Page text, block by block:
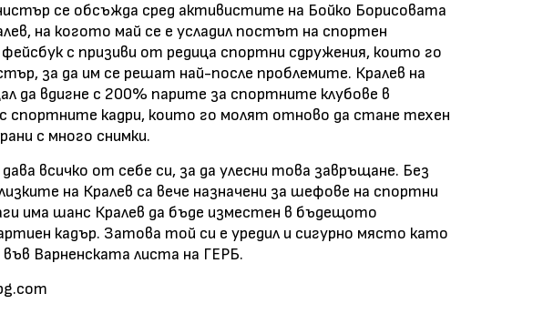
се обсъжда сред активистите на Бойко Борисовата
на когото май се е усладил постът на спортен
с призиви от редица спортни сдружения, които го
за да им се решат най-после проблемите. Кралев на
да вдигне с 200% парите за спортните клубове в
спортните кадри, които го молят отново да стане техен
с много снимки.
всичко от себе си, за да улесни това завръщане. Без
на Кралев са вече назначени за шефове на спортни
има шанс Кралев да бъде изместен в бъдещото
кадър. Затова той си е уредил и сигурно място като
Варненската листа на ГЕРБ.